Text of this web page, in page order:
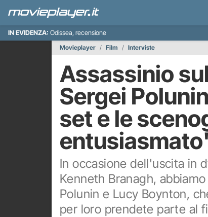
IN EVIDENZA: Odissea, recensione
Movieplayer
Film Interviste
Assassinio
Sergei
set e le
In occasione dell'uscita in
Kenneth Branagh,
Polunin e Lucy Boynton,
per loro prendete parte al